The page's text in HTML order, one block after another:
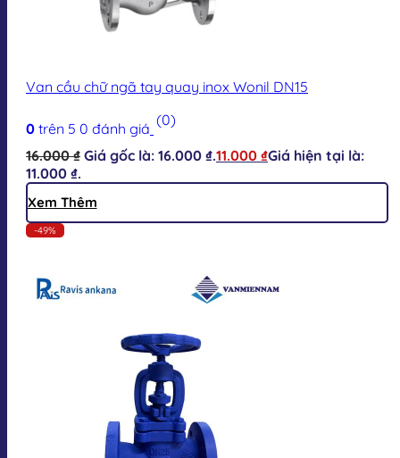
Van cầu chữ ngã tay quay inox Wonil DN15
0 trên 5 0 đánh giá (0)
16.000₫ Giá gốc là: 16.000 ₫.11.000 ₫Giá hiện tại là:
11.000 ₫.
Xem Thêm
-49%